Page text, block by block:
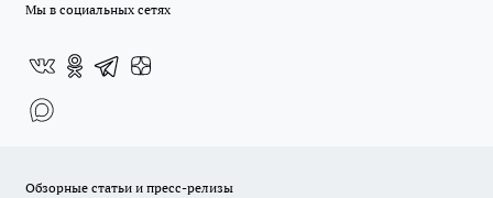
Мы в социальных сетях
Обзорные статьи и пресс-релизы